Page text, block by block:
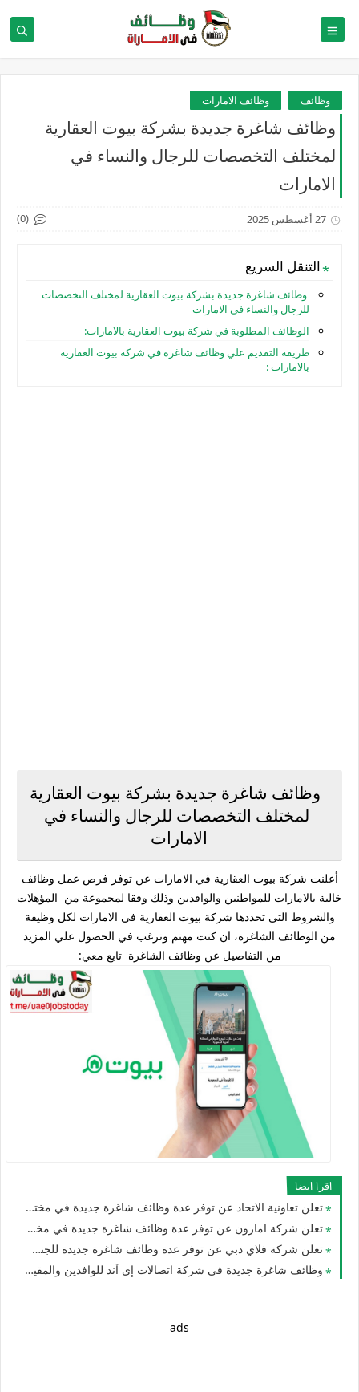
وظائف وظائف الامارات
وظائف شاغرة جديدة بشركة بيوت العقارية
لمختلف التخصصات للرجال والنساء في
الامارات
27 أغسطس 2025 (0)
التنقل السريع
وظائف شاغرة جديدة بشركة بيوت العقارية لمختلف التخصصات
للرجال والنساء في الامارات
الوظائف المطلوبة في شركة بيوت العقارية بالامارات:
طريقة التقديم علي وظائف شاغرة في شركة بيوت العقارية
بالامارات :
وظائف شاغرة جديدة بشركة بيوت العقارية
لمختلف التخصصات للرجال والنساء في
الامارات
أعلنت شركة بيوت العقارية في الامارات عن توفر فرص عمل وظائف
خالية بالامارات للمواطنين والوافدين وذلك وفقا لمجموعة من المؤهلات
والشروط التي تحددها شركة بيوت العقارية في الامارات لكل وظيفة
من الوظائف الشاغرة، ان كنت مهتم وترغب في الحصول علي المزيد
من التفاصيل عن وظائف الشاغرة تابع معي:
اقرا ايضا
تعلن تعاونية الاتحاد عن توفر عدة وظائف شاغرة جديدة في مختلف التخصصات للجنسيين في الامارات
تعلن شركة امازون عن توفر عدة وظائف شاغرة جديدة في مختلف التخصصات للوافدين والمقيمين في الامارات
تعلن شركة فلاي دبي عن توفر عدة وظائف شاغرة جديدة للجنسيين في العديد من التخصصات في الامارات
وظائف شاغرة جديدة في شركة اتصالات إي آند للوافدين والمقيمين والأجانب في الامارات لعام 2026
ads